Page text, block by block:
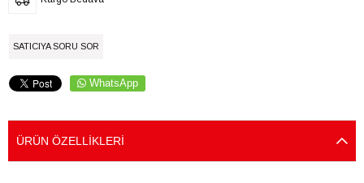
SATICIYA SORU SOR
WhatsApp
ÜRÜN ÖZELLIKLERI